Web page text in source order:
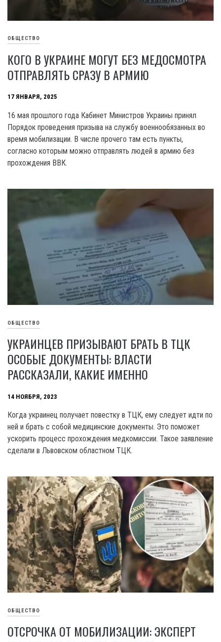
ОБЩЕСТВО
КОГО В УКРАИНЕ МОГУТ БЕЗ МЕДОСМОТРА
ОТПРАВЛЯТЬ СРАЗУ В АРМИЮ
17 ЯНВАРЯ, 2025
16 мая прошлого года Кабинет Министров Украины принял
Порядок проведения призыва на службу военнообязанных во
время мобилизации. В числе прочего там есть пункты,
согласно которым можно отправлять людей в армию без
прохождения ВВК.
ОБЩЕСТВО
УКРАИНЦЕВ ПРИЗЫВАЮТ БРАТЬ В ТЦК
ОСОБЫЕ ДОКУМЕНТЫ: ВЛАСТИ
РАССКАЗАЛИ, КАКИЕ ИМЕННО
14 НОЯБРЯ, 2023
Когда украинец получает повестку в ТЦК, ему следует идти по
ней и брать с собой медицинские документы. Это поможет
ускорить процесс прохождения медкомиссии. Такое заявление
сделали в Львовском областном ТЦК.
ОБЩЕСТВО
ОТСРОЧКА ОТ МОБИЛИЗАЦИИ: ЭКСПЕРТ